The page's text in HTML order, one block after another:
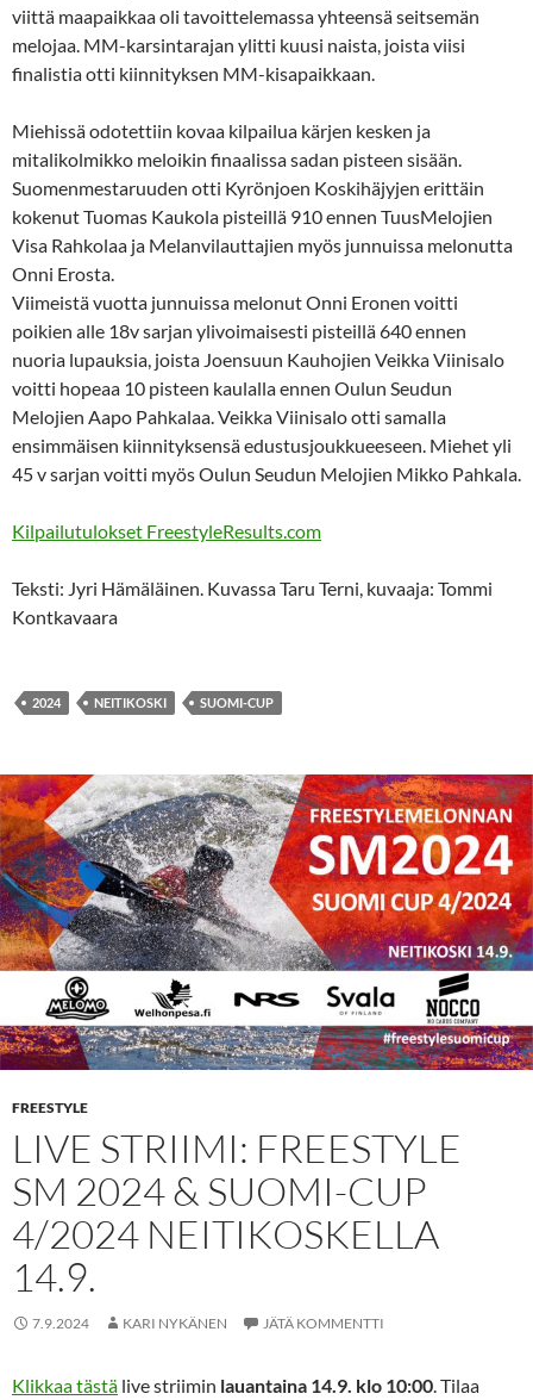
viittä maapaikkaa oli tavoittelemassa yhteensä seitsemän
melojaa. MM-karsintarajan ylitti kuusi naista, joista viisi
finalistia otti kiinnityksen MM-kisapaikkaan.
Miehissä odotettiin kovaa kilpailua kärjen kesken ja
mitalikolmikko meloikin finaalissa sadan pisteen sisään.
Suomenmestaruuden otti Kyrönjoen Koskihäjyjen erittäin
kokenut Tuomas Kaukola pisteillä 910 ennen TuusMelojien
Visa Rahkolaa ja Melanvilauttajien myös junnuissa melonutta
Onni Erosta.
Viimeistä vuotta junnuissa melonut Onni Eronen voitti
poikien alle 18v sarjan ylivoimaisesti pisteillä 640 ennen
nuoria lupauksia, joista Joensuun Kauhojien Veikka Viinisalo
voitti hopeaa 10 pisteen kaulalla ennen Oulun Seudun
Melojien Aapo Pahkalaa. Veikka Viinisalo otti samalla
ensimmäisen kiinnityksensä edustusjoukkueeseen. Miehet yli
45 v sarjan voitti myös Oulun Seudun Melojien Mikko Pahkala.
Kilpailutulokset FreestyleResults.com
Teksti: Jyri Hämäläinen. Kuvassa Taru Terni, kuvaaja: Tommi
Kontkavaara
2024 NEITIKOSKI SUOMI-CUP
FREESTYLE
LIVE STRIIMI: FREESTYLE
SM 2024 & SUOMI-CUP
4/2024 NEITIKOSKELLA
14.9.
7.9.2024 KARI NYKÄNEN JÄTÄ KOMMENTTI
Klikkaa tästä live striimin lauantaina 14.9. klo 10:00 . Tilaa